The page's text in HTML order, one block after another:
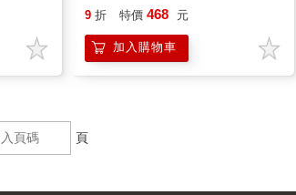
9 折 特價 468 元
加入購物車
頁